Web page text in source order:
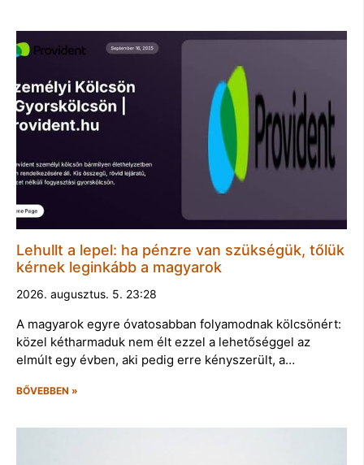
Lehullt a lepel: ha pénzre van szükségük, tőlük
kérnek leginkább a magyarok
2026. augusztus. 5. 23:28
A magyarok egyre óvatosabban folyamodnak kölcsönért:
közel kétharmaduk nem élt ezzel a lehetőséggel az
elmúlt egy évben, aki pedig erre kényszerült, a…
BŐVEBBEN »